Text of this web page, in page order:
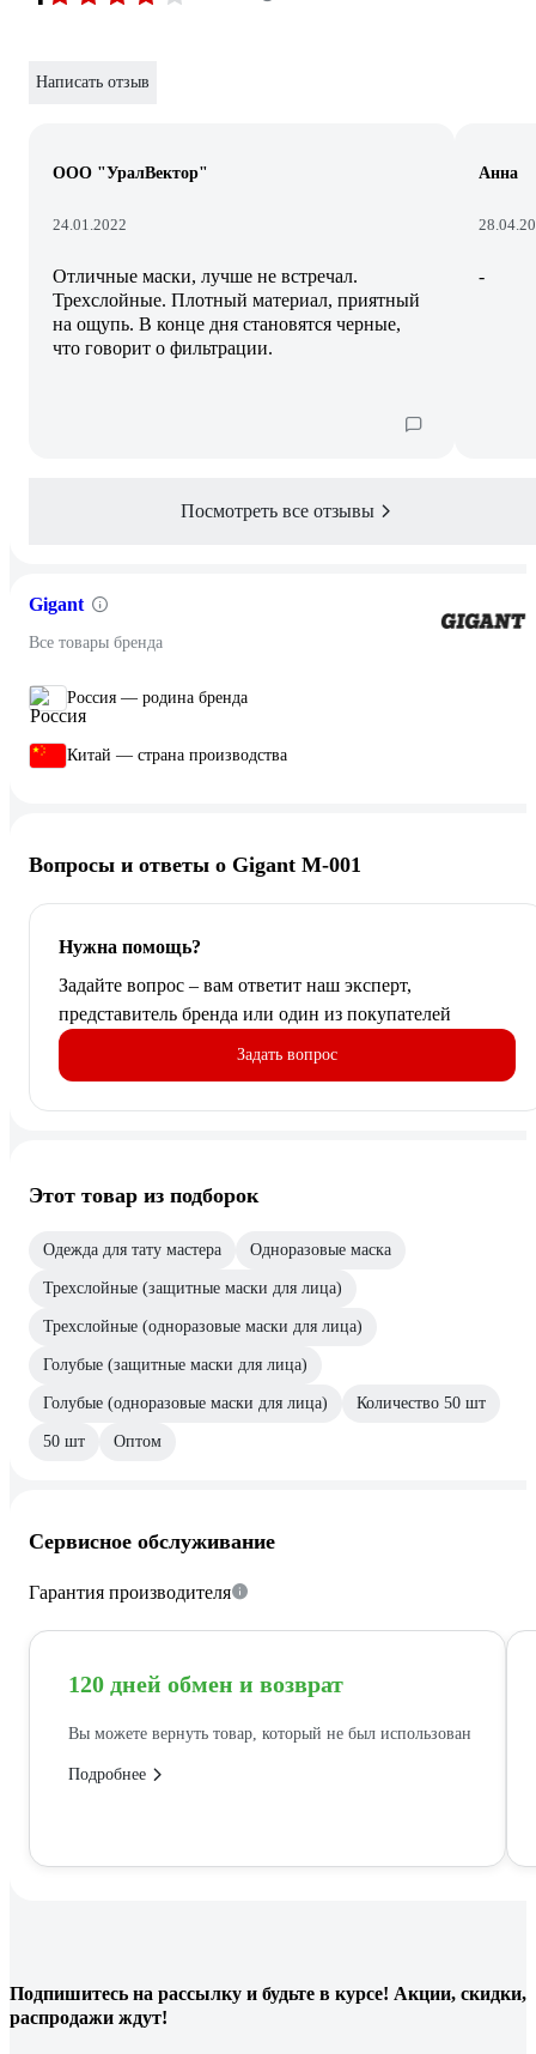
Написать отзыв
ООО "УралВектор"
24.01.2022
Отличные маски, лучше не встречал.
Трехслойные. Плотный материал, приятный
на ощупь. В конце дня становятся черные,
что говорит о фильтрации.
Анна
-
Посмотреть все отзывы
Gigant
Все товары бренда
Россия — родина бренда
Китай — страна производства
Вопросы и ответы о Gigant M-001
Нужна помощь?
Задайте вопрос – вам ответит наш эксперт,
представитель бренда или один из покупателей
Задать вопрос
Этот товар из подборок
Одежда для тату мастера Одноразовые маска
Трехслойные (защитные маски для лица)
Трехслойные (одноразовые маски для лица)
Голубые (защитные маски для лица)
Голубые (одноразовые маски для лица) Количество 50 шт
50 шт Оптом
Сервисное обслуживание
Гарантия производителя
120 дней обмен и возврат
Вы можете вернуть товар, который не был использован
Подробнее
Подпишитесь на рассылку и будьте в курсе! Акции, скидки,
распродажи ждут!